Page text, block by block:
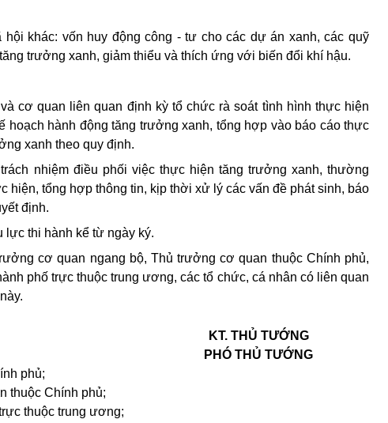
hội khác: vốn huy động công - tư cho các dự án xanh, các quỹ
trưởng xanh, giảm thiểu và thích ứng với biến đổi khí hậu.
cơ quan liên quan định kỳ tổ chức rà soát tình hình thực hiện
hoạch hành động tăng trưởng xanh, tổng hợp vào báo cáo thực
xanh theo quy định.
nhiệm điều phối việc thực hiện tăng trưởng xanh, thường
hiện, tổng hợp thông tin, kịp thời xử lý các vấn đề phát sinh, báo
định.
lực thi hành kể từ ngày ký.
cơ quan ngang bộ, Thủ trưởng cơ quan thuộc Chính phủ,
phố trực thuộc trung ương, các tổ chức, cá nhân có liên quan
phủ;
thuộc Chính phủ;
thuộc trung ương;
KT. THỦ TƯỚNG
PHÓ THỦ TƯỚNG